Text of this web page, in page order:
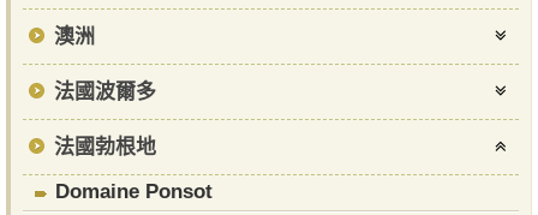
澳洲
法國波爾多
法國勃根地
Domaine Ponsot